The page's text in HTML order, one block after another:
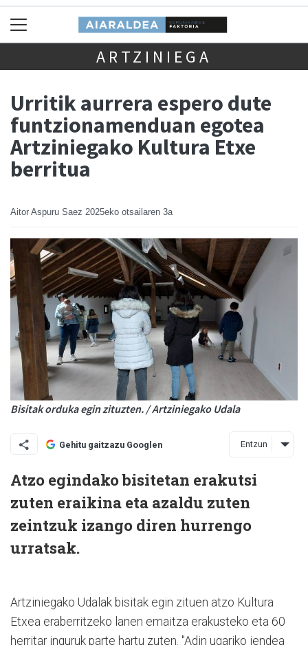
ARTZINIEGA
Urritik aurrera espero dute
funtzionamenduan egotea
Artziniegako Kultura Etxe
berritua
Aitor Aspuru Saez 2025eko otsailaren 3a
Bisitak orduka egin zituzten. / Artziniegako Udala
Gehitu gaitzazu Googlen Entzun
Atzo egindako bisitetan erakutsi
zuten eraikina eta azaldu zuten
zeintzuk izango diren hurrengo
urratsak.
Artziniegako Udalak bisitak egin zituen atzo Kultura
Etxea eraberritzeko lanen emaitza erakusteko eta 60
herritar inguruk parte hartu zuten. "Adin ugariko jendea